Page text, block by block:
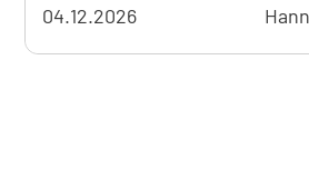
unseres
Seminarangebots
04.12.2026